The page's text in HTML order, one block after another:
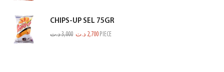
CHIPS-UP SEL 75GR
3,000د.ت 2,700 د.ت PIECE